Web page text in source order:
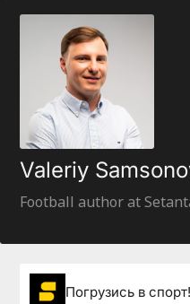
Valeriy
Football author at
Погрузиcь в спорт!